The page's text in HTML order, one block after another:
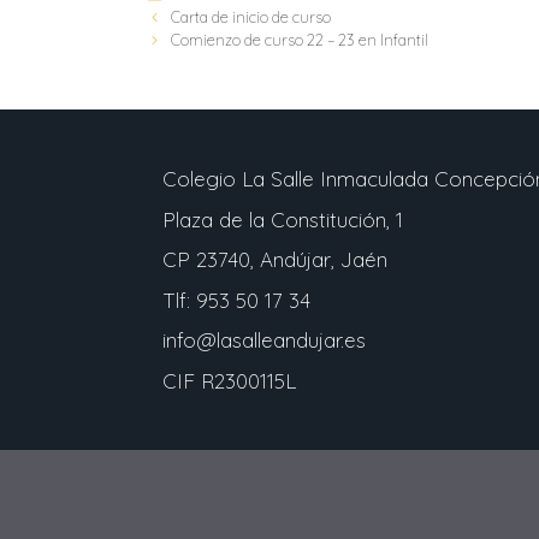
Carta de inicio de curso
Comienzo de curso 22 – 23 en Infantil
Colegio La Salle Inmaculada
Plaza de la Constitución, 1
CP 23740, Andújar, Jaén
Tlf: 953 50 17 34
info@lasalleandujar.es
CIF R2300115L